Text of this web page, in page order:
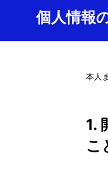
イ
ト
個人情報
本人
1.
こ